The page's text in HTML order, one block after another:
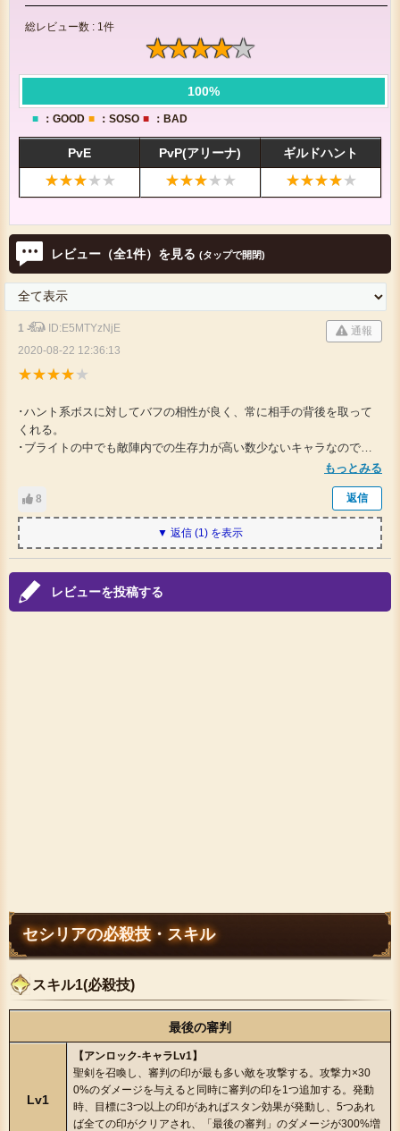
総レビュー数 : 1件
100%
■ ：GOOD ■ ：SOSO ■ ：BAD
PvE PvP(アリーナ) ギルドハント
レビュー（全1件） を見る (タップで開閉)
1 𓃰 ID:E5MTYzNjE
通報
2020-08-22 12:36:13
･ハント系ボスに対してバフの相性が良く、常に相手の背後を取って
くれる。
･ブライトの中でも敵陣内での生存力が高い数少ないキャラなので陣
もっとみる
8 返信
▼ 返信 (1) を表示
レビューを投稿する
セシリアの必殺技・スキル
スキル1(必殺技)
最後の審判
Lv1
【アンロック-キャラLv1】
聖剣を召喚し、審判の印が最も多い敵を攻撃する。攻撃力×30
0%のダメージを与えると同時に審判の印を1つ追加する。発動
時、目標に3つ以上の印があればスタン効果が発動し、5つあれ
ば全ての印がクリアされ、「最後の審判」のダメージが300%増